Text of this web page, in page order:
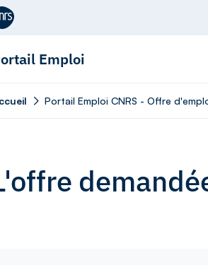
Emploi
Portail Emploi CNRS - Offre